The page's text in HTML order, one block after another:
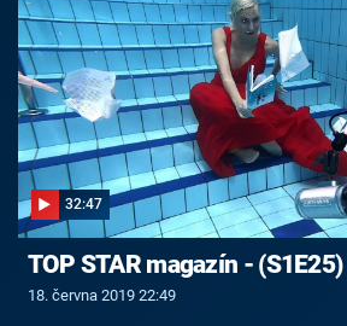
32:47
TOP STAR magazín - (S1E25)
18. června 2019 22:49